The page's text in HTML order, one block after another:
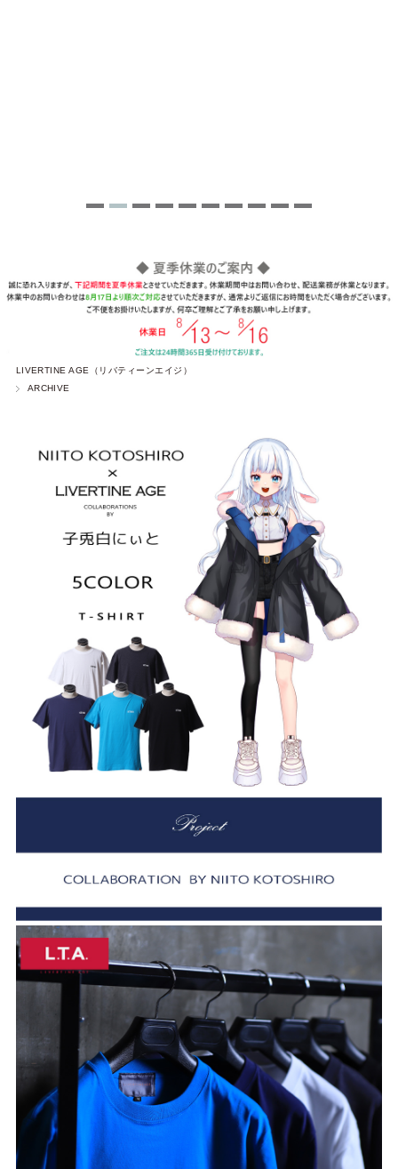
LIVERTINE AGE（リバティーンエイジ）
ARCHIVE